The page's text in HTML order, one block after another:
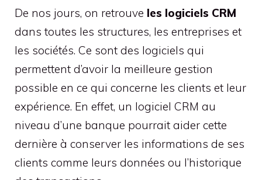
De nos jours, on retrouve les logiciels CRM
dans toutes les structures, les entreprises et
les sociétés. Ce sont des logiciels qui
permettent d’avoir la meilleure gestion
possible en ce qui concerne les clients et leur
expérience. En effet, un logiciel CRM au
niveau d’une banque pourrait aider cette
dernière à conserver les informations de ses
clients comme leurs données ou l’historique